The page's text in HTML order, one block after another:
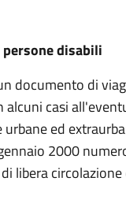
disabili
documento di
casi
ed
2000
libera